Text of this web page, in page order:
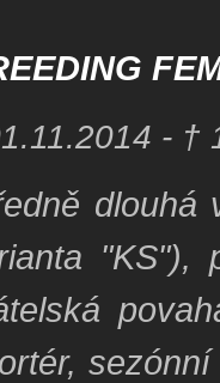
2014 - †
dlouhá
"KS"),